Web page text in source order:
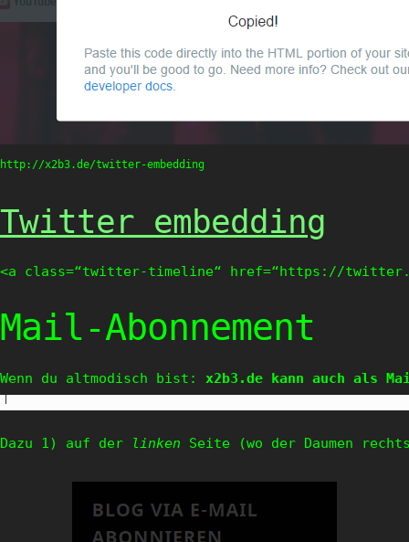
http://x2b3.de/twitter-embedding
Twitter embedding
<a class=“twitter-timeline“ href=“https://
Mail-Abonnement
Wenn du altmodisch bist: x2b3.de kann auch als
Dazu 1) auf der linken Seite (wo der Daumen